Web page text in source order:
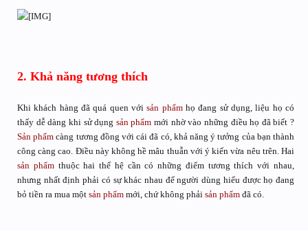
2. Khả năng tương thích
Khi khách hàng đã quá quen vớisản phẩmhọ đang sử dụng, liệu họ có
thấy dễ dàng khi sử dụng sản phẩm mới nhờ vào những điều họ đã biết ?
Sản phẩm càng tương đồng với cái đã có, khả năng ý tưởng của bạn thành
công càng cao. Điều này không hề mâu thuẫn với ý kiến vừa nêu trên. Hai
sản phẩmthuộc hai thế hệ cần có những điểm tương thích với nhau,
nhưng nhất định phải có sự khác nhau để người dùng hiểu được họ đang
bỏ tiền ra mua một sản phẩm mới, chứ không phải sản phẩm đã có.